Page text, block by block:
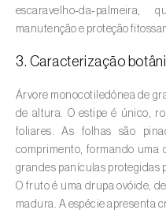
Anona ( Annona spp.
Áreas não
Aromáticas,
(Coriandrum,
Artemisia,
Melissa, Pimpinella,
Arroz (Oryza spp.)
manutenção e proteção
3. Caracterização
Árvore monocotiledónea de
de altura. O estipe é único,
foliares. As folhas são
comprimento, formando uma
grandes panículas protegidas
O fruto é uma drupa ovóide,
madura. A espécie apresenta